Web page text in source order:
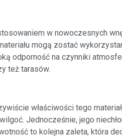
w nowoczesnych
mogą zostać
odporność na czynniki
też tarasów.
właściwości tego
Jednocześnie, jego
to kolejna zaleta, która